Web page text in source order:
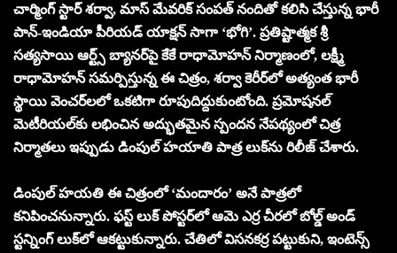
చార్మింగ్ స్టార్ శర్వా, మాస్ మేవరిక్ సంపత్ నందితో కలిసి చేస్తున్న భారీ
పాన్-ఇండియా పీరియడ్ యాక్షన్ సాగా ‘భోగి’. ప్రతిష్టాత్మక శ్రీ
సత్యసాయి ఆర్ట్స్ బ్యానర్‌పై కేకే రాధామోహన్ నిర్మాణంలో, లక్ష్మీ
రాధామోహన్ సమర్పిస్తున్న ఈ చిత్రం, శర్వా కెరీర్‌లో అత్యంత భారీ
స్థాయి వెంచర్‌లలో ఒకటిగా రూపుదిద్దుకుంటోంది. ప్రమోషనల్
మెటీరియల్‌కు లభించిన అద్భుతమైన స్పందన నేపథ్యంలో చిత్ర
నిర్మాతలు ఇప్పుడు డింపుల్ హయాతి పాత్ర లుక్‌ను రిలీజ్ చేశారు.
డింపుల్ హయతి ఈ చిత్రంలో ‘మందారం’ అనే పాత్రలో
కనిపించనున్నారు. ఫస్ట్ లుక్ పోస్టర్‌లో ఆమె ఎర్ర చీరలో బోల్డ్ అండ్
స్టన్నింగ్ లుక్‌లో ఆకట్టుకున్నారు. చేతిలో విసనకర్ర పట్టుకుని, ఇంటెన్స్